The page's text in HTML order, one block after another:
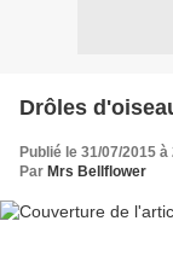
Drôles
Publié le 31/07/2015 à
Par Mrs Bellflower